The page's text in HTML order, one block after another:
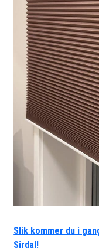
Slik kommer du i
Sirdal!